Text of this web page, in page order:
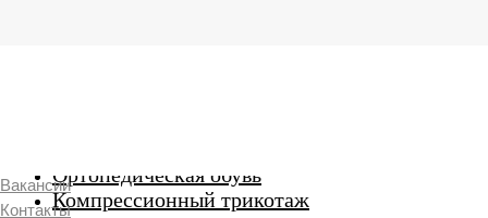
Ортопедическая обувь
Компрессионный трикотаж
Вакансии
Контакты